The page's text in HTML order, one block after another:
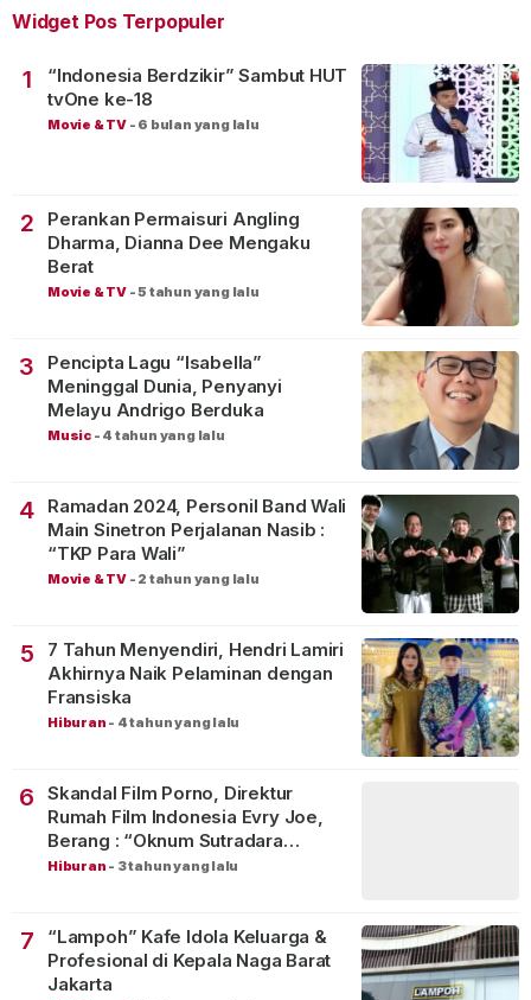
Widget Pos Terpopuler
1
“Indonesia Berdzikir” Sambut HUT
tvOne ke-18
Movie & TV - 6 bulan yang lalu
2
Perankan Permaisuri Angling
Dharma, Dianna Dee Mengaku
Berat
Movie & TV -5 tahun yang lalu
3
Pencipta Lagu “Isabella”
Meninggal Dunia, Penyanyi
Melayu Andrigo Berduka
Music - 4 tahun yang lalu
4
Ramadan 2024, Personil Band Wali
Main Sinetron Perjalanan Nasib :
“TKP Para Wali”
Movie & TV - 2 tahun yang lalu
5
7 Tahun Menyendiri, Hendri Lamiri
Akhirnya Naik Pelaminan dengan
Fransiska
Hiburan - 4 tahun yang lalu
6
Skandal Film Porno, Direktur
Rumah Film Indonesia Evry Joe,
Berang : “Oknum Sutradara
Merusak Perfilman Indonesia”!
Hiburan - 3 tahun yang lalu
7
“Lampoh” Kafe Idola Keluarga &
Profesional di Kepala Naga Barat
Jakarta